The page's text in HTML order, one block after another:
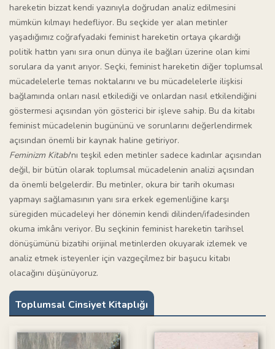
hareketin bizzat kendi yazınıyla doğrudan analiz edilmesini
mümkün kılmayı hedefliyor. Bu seçkide yer alan metinler
yaşadığımız coğrafyadaki feminist hareketin ortaya çıkardığı
politik hattın yanı sıra onun dünya ile bağları üzerine olan kimi
sorulara da yanıt arıyor. Seçki, feminist hareketin diğer toplumsal
mücadelelerle temas noktalarını ve bu mücadelelerle ilişkisi
bağlamında onları nasıl etkilediği ve onlardan nasıl etkilendiğini
göstermesi açısından yön gösterici bir işleve sahip. Bu da kitabı
feminist mücadelenin bugününü ve sorunlarını değerlendirmek
açısından önemli bir kaynak haline getiriyor.
Feminizm Kitabı'nı teşkil eden metinler sadece kadınlar açısından
değil, bir bütün olarak toplumsal mücadelenin analizi açısından
da önemli belgelerdir. Bu metinler, okura bir tarih okuması
yapmayı sağlamasının yanı sıra erkek egemenliğine karşı
süregiden mücadeleyi her dönemin kendi dilinden/ifadesinden
okuma imkânı veriyor. Bu seçkinin feminist hareketin tarihsel
dönüşümünü bizatihi orijinal metinlerden okuyarak izlemek ve
analiz etmek isteyenler için vazgeçilmez bir başucu kitabı
olacağını düşünüyoruz.
Toplumsal Cinsiyet Kitaplığı